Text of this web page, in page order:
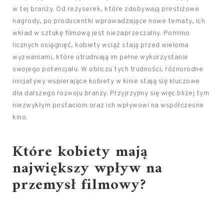
w tej branży. Od reżyserek, które zdobywają prestiżowe
nagrody, po producentki wprowadzające nowe tematy, ich
wkład w sztukę filmową jest niezaprzeczalny. Pomimo
licznych osiągnięć, kobiety wciąż stają przed wieloma
wyzwaniami, które utrudniają im pełne wykorzystanie
swojego potencjału. W obliczu tych trudności, różnorodne
inicjatywy wspierające kobiety w kinie stają się kluczowe
dla dalszego rozwoju branży. Przyjrzyjmy się więc bliżej tym
niezwykłym postaciom oraz ich wpływowi na współczesne
kino.
Które kobiety mają
największy wpływ na
przemysł filmowy?